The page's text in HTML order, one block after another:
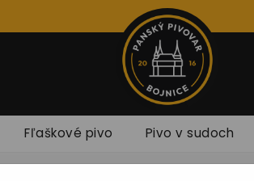
Fľaškové pivo Pivo v sudoch